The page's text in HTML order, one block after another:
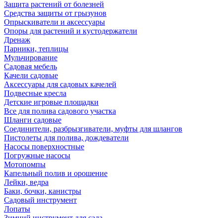
Защита растений от болезней
Средства защиты от грызунов
Опрыскиватели и аксессуары
Опоры для растений и кустодержатели
Дренаж
Парники, теплицы
Мульчирование
Садовая мебель
Качели садовые
Аксессуары для садовых качелей
Подвесные кресла
Детские игровые площадки
Все для полива садового участка
Шланги садовые
Соединители, разбрызгиватели, муфты для шлангов
Пистолеты для полива, дождеватели
Насосы поверхностные
Погружные насосы
Мотопомпы
Капельный полив и орошение
Лейки, ведра
Баки, бочки, канистры
Садовый инструмент
Лопаты